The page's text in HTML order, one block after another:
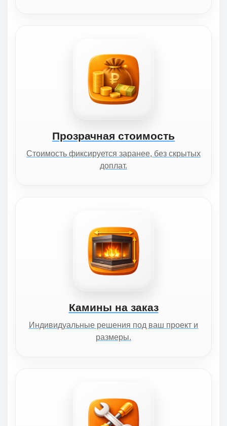
Прозрачная стоимость
Стоимость фиксируется заранее, без скрытых
доплат.
Камины на заказ
Индивидуальные решения под ваш проект и
размеры.